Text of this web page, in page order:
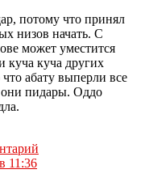
потому что принял
низов начать. С
может уместится
куча куча других
абату выперли все
они пидары. Оддо
11:36